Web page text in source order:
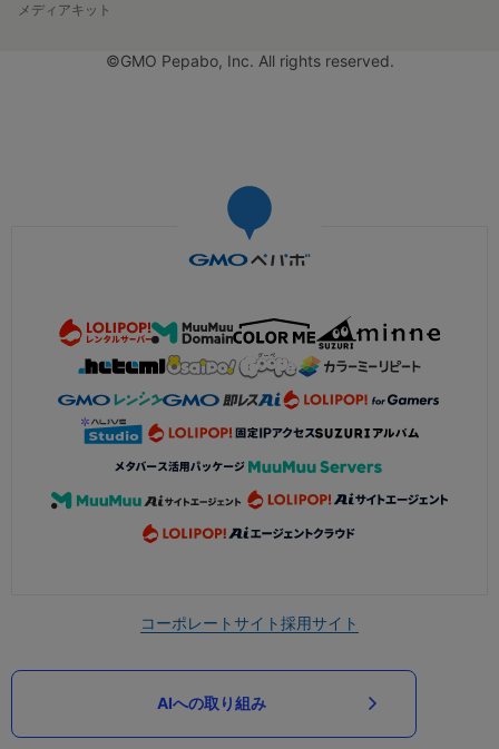
メディアキット
©GMO Pepabo, Inc. All rights reserved.
コーポレートサイト採用サイト
AIへの取り組み